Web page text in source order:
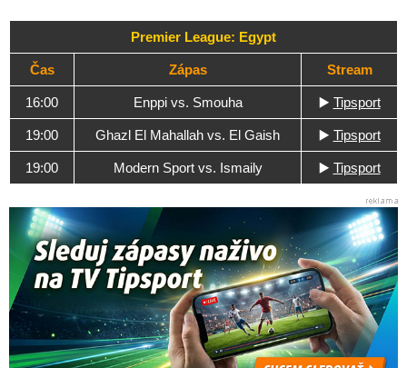
Premier League: Egypt
Čas Zápas Stream
16:00 Enppi vs. Smouha ▶️ Tipsport
19:00 Ghazl El Mahallah vs. El Gaish ▶️ Tipsport
19:00 Modern Sport vs. Ismaily ▶️ Tipsport